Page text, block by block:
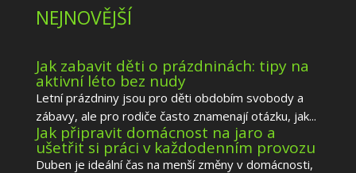
NEJNOVĚJŠÍ
Jak zabavit děti o prázdninách: tipy na
aktivní léto bez nudy
Letní prázdniny jsou pro děti obdobím svobody a
zábavy, ale pro rodiče často znamenají otázku, jak...
Jak připravit domácnost na jaro a
ušetřit si práci v každodenním provozu
Duben je ideální čas na menší změny v domácnosti,